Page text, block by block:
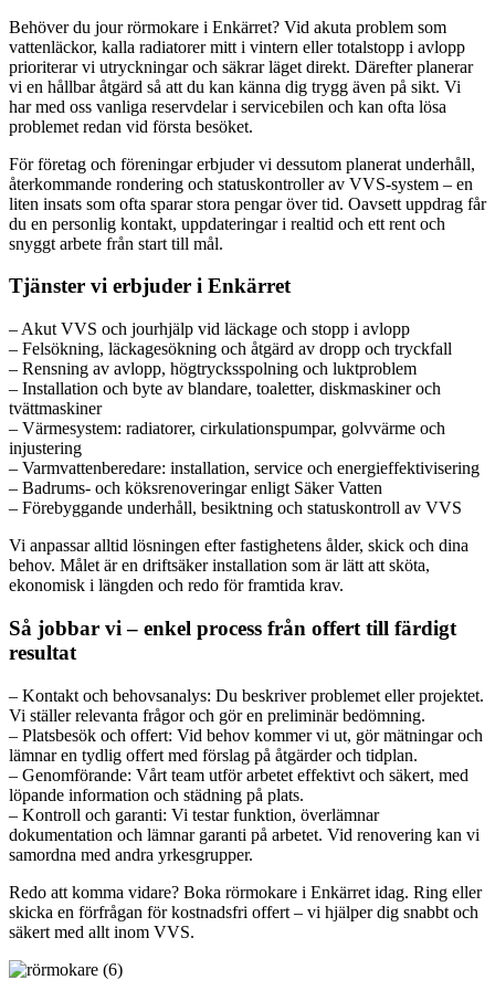
Behöver du jour rörmokare i Enkärret? Vid akuta problem som
vattenläckor, kalla radiatorer mitt i vintern eller totalstopp i avlopp
prioriterar vi utryckningar och säkrar läget direkt. Därefter planerar
vi en hållbar åtgärd så att du kan känna dig trygg även på sikt. Vi
har med oss vanliga reservdelar i servicebilen och kan ofta lösa
problemet redan vid första besöket.
För företag och föreningar erbjuder vi dessutom planerat underhåll,
återkommande rondering och statuskontroller av VVS-system – en
liten insats som ofta sparar stora pengar över tid. Oavsett uppdrag får
du en personlig kontakt, uppdateringar i realtid och ett rent och
snyggt arbete från start till mål.
Tjänster vi erbjuder i Enkärret
– Akut VVS och jourhjälp vid läckage och stopp i avlopp
– Felsökning, läckagesökning och åtgärd av dropp och tryckfall
– Rensning av avlopp, högtrycksspolning och luktproblem
– Installation och byte av blandare, toaletter, diskmaskiner och
tvättmaskiner
– Värmesystem: radiatorer, cirkulationspumpar, golvvärme och
injustering
– Varmvattenberedare: installation, service och energieffektivisering
– Badrums- och köksrenoveringar enligt Säker Vatten
– Förebyggande underhåll, besiktning och statuskontroll av VVS
Vi anpassar alltid lösningen efter fastighetens ålder, skick och dina
behov. Målet är en driftsäker installation som är lätt att sköta,
ekonomisk i längden och redo för framtida krav.
Så jobbar vi – enkel process från offert till färdigt
resultat
– Kontakt och behovsanalys: Du beskriver problemet eller projektet.
Vi ställer relevanta frågor och gör en preliminär bedömning.
– Platsbesök och offert: Vid behov kommer vi ut, gör mätningar och
lämnar en tydlig offert med förslag på åtgärder och tidplan.
– Genomförande: Vårt team utför arbetet effektivt och säkert, med
löpande information och städning på plats.
– Kontroll och garanti: Vi testar funktion, överlämnar
dokumentation och lämnar garanti på arbetet. Vid renovering kan vi
samordna med andra yrkesgrupper.
Redo att komma vidare? Boka rörmokare i Enkärret idag. Ring eller
skicka en förfrågan för kostnadsfri offert – vi hjälper dig snabbt och
säkert med allt inom VVS.